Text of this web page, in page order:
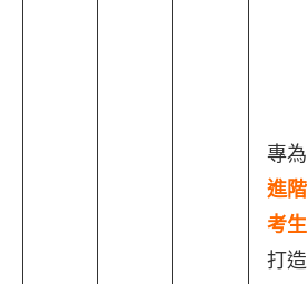
專為
進階
考生
打造